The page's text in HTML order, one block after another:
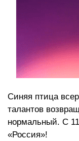
Синяя птица
талантов
нормальный. С
«Россия»!